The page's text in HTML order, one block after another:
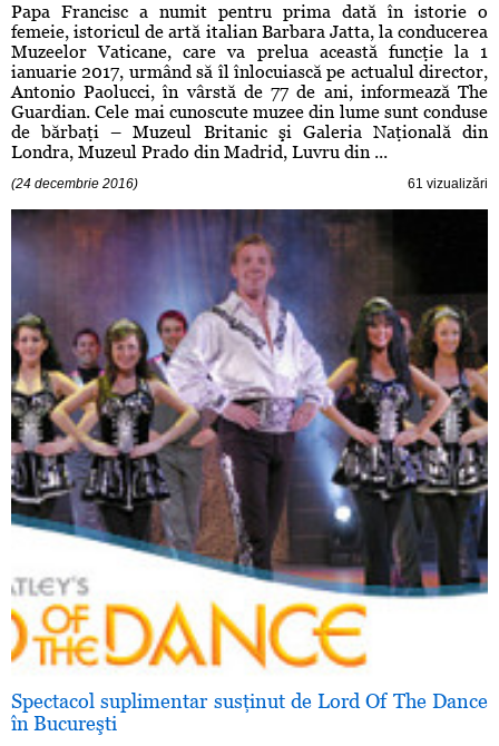
Papa Francisc a numit pentru prima dată în istorie o
femeie, istoricul de artă italian Barbara Jatta, la conducerea
Muzeelor Vaticane, care va prelua această funcţie la 1
ianuarie 2017, urmând să îl înlocuiască pe actualul director,
Antonio Paolucci, în vârstă de 77 de ani, informează The
Guardian. Cele mai cunoscute muzee din lume sunt conduse
de bărbaţi – Muzeul Britanic şi Galeria Naţională din
Londra, Muzeul Prado din Madrid, Luvru din ...
(24 decembrie 2016) 61 vizualizări
Spectacol suplimentar susţinut de Lord Of The Dance
în Bucureşti